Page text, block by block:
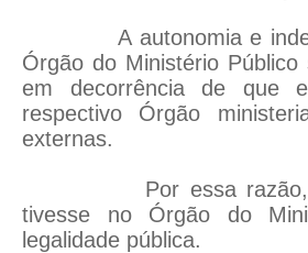
A autonomia e
Órgão do Ministério
em decorrência de que
respectivo Órgão
externas.
Por essa razão,
tivesse no Órgão do
legalidade pública.